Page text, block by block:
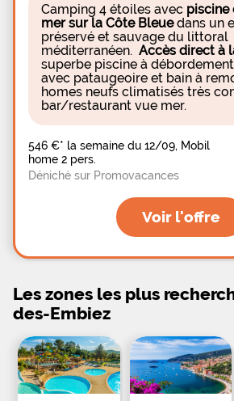
Camping 4 étoiles avec piscine
mer sur la Côte Bleuedans un
préservé et sauvage du littoral
méditerranéen. Accès direct à
superbe piscine à
avec pataugeoire et bain à
homes neufs climatisés très
bar/restaurant vue mer.
546 €* la semaine du 12/09, Mobil
home 2 pers.
Déniché sur Promovacances
Voir l'offre
Les zones les plus
des-Embiez